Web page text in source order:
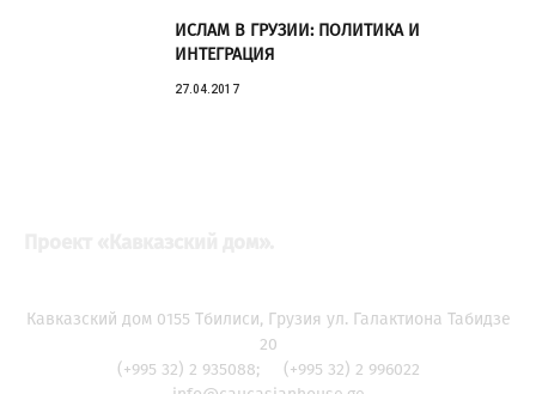
ИСЛАМ В ГРУЗИИ: ПОЛИТИКА И
ИНТЕГРАЦИЯ
27.04.2017
Кавказский дом 0155 Тбилиси, Грузия ул. Галактиона Табидзе
20
(+995 32) 2 935088; (+995 32) 2 996022